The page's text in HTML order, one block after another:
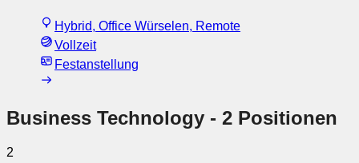
Hybrid, Office Würselen, Remote
Vollzeit
Festanstellung
Business Technology - 2 Positionen
2